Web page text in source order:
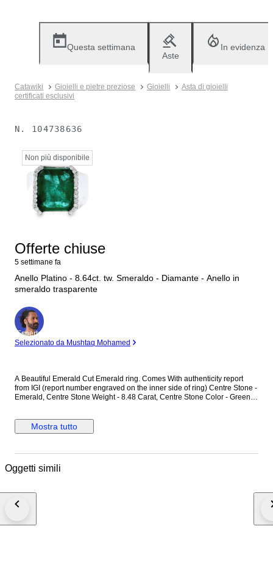
Questa settimana
Aste
In evidenza
Catawiki Gioielli e pietre preziose Gioielli
Asta di gioielli
certificati esclusivi
N. 104738636
Non più disponibile
Offerte chiuse
5 settimane fa
Anello Platino - 8.64ct. tw. Smeraldo - Diamante - Anello in
smeraldo trasparente
Esperto
Selezionato da Mushtaq Mohamed
A Beautiful Emerald Cut Emerald ring. Comes With authenticity report
from IGI (report number engraved on the inner side of ring) Centre Stone -
Emerald, Centre Stone Weight - 8.48 Carat, Centre Stone Color - Green ,
Mostra tutto
Oggetti simili